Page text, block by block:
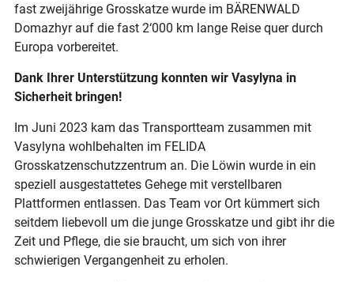
fast zweijährige Grosskatze wurde im BÄRENWALD
Domazhyr auf die fast 2‘000 km lange Reise quer durch
Europa vorbereitet.
Dank Ihrer Unterstützung konnten wir Vasylyna in
Sicherheit bringen!
Im Juni 2023 kam das Transportteam zusammen mit
Vasylyna wohlbehalten im FELIDA
Grosskatzenschutzzentrum an. Die Löwin wurde in ein
speziell ausgestattetes Gehege mit verstellbaren
Plattformen entlassen. Das Team vor Ort kümmert sich
seitdem liebevoll um die junge Grosskatze und gibt ihr die
Zeit und Pflege, die sie braucht, um sich von ihrer
schwierigen Vergangenheit zu erholen.